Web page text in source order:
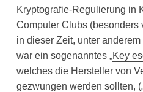
Kryptografie-Regulierung in
Computer Clubs (besonders
in dieser Zeit, unter anderem
war ein sogenanntes „Key
welches die Hersteller von
gezwungen werden sollten,